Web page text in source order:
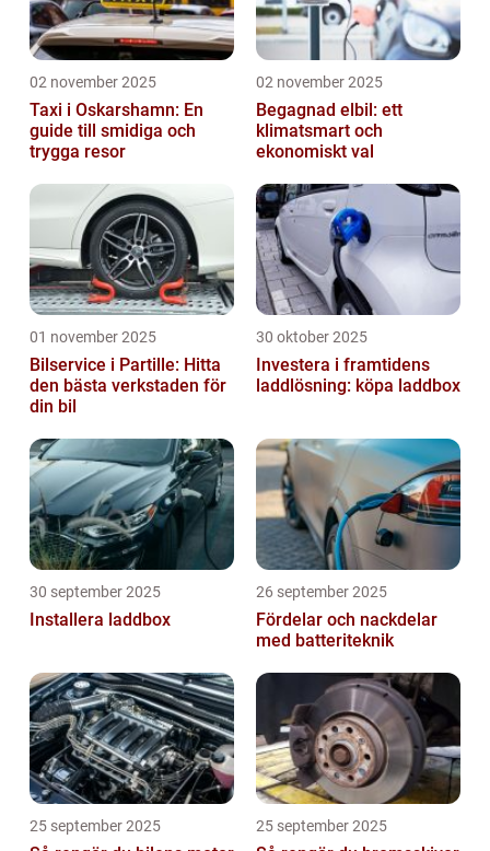
02 november 2025
Taxi i Oskarshamn: En
guide till smidiga och
trygga resor
02 november 2025
Begagnad elbil: ett
klimatsmart och
ekonomiskt val
01 november 2025
Bilservice i Partille: Hitta
den bästa verkstaden för
din bil
30 oktober 2025
Investera i framtidens
laddlösning: köpa laddbox
30 september 2025
Installera laddbox
26 september 2025
Fördelar och nackdelar
med batteriteknik
25 september 2025 25 september 2025